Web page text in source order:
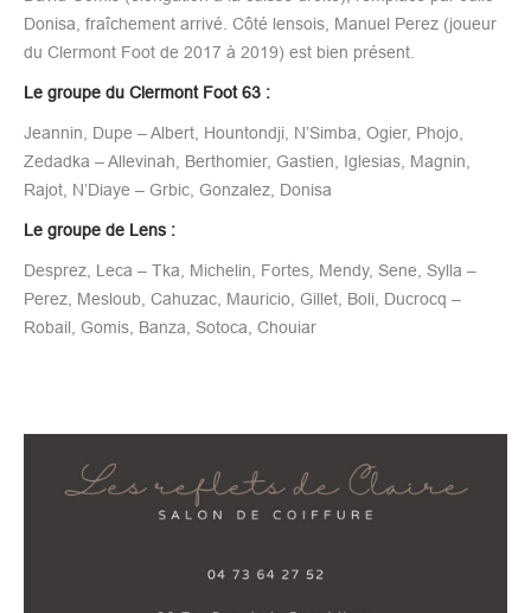
Donisa, fraîchement arrivé. Côté lensois, Manuel Perez (joueur
du Clermont Foot de 2017 à 2019) est bien présent.
Le groupe du Clermont Foot 63 :
Jeannin, Dupe – Albert, Hountondji, N’Simba, Ogier, Phojo,
Zedadka – Allevinah, Berthomier, Gastien, Iglesias, Magnin,
Rajot, N’Diaye – Grbic, Gonzalez, Donisa
Le groupe de Lens :
Desprez, Leca – Tka, Michelin, Fortes, Mendy, Sene, Sylla –
Perez, Mesloub, Cahuzac, Mauricio, Gillet, Boli, Ducrocq –
Robail, Gomis, Banza, Sotoca, Chouiar